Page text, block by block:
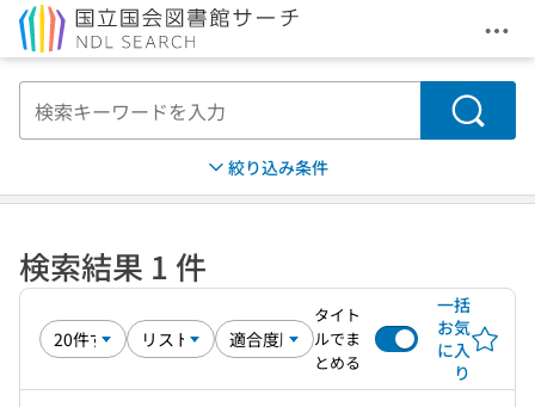
メ
検索
絞り込み条件
検索結果 1 件
タイト
ルでま
とめる
一括
お気
に入
り